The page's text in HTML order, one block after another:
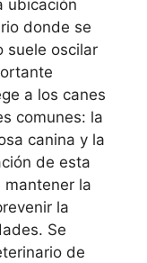
ubicación
donde se
suele oscilar
a los canes
comunes: la
canina y la
de esta
la
la
Se
de